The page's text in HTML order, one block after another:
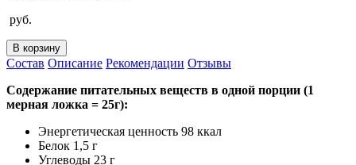
руб.
В корзину
Состав Описание Рекомендации Отзывы
Содержание питательных веществ в одной порции (1
мерная ложка = 25г):
Энергетическая ценность 98 ккал
Белок 1,5 г
Углеводы 23 г